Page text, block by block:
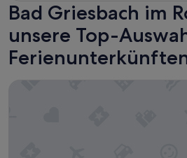
Bad Griesbach im
unsere Top-